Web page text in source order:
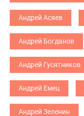
Андрей Асяев
Андрей Богданов
Андрей Гусятников
Андрей Емец
Андрей Зеленин